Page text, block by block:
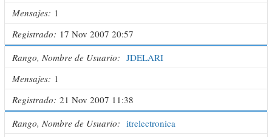
Mensajes 1
Registrado
17 Nov 2007 20:57
Rango, Nombre de Usuario
JDELARI
Mensajes 1
Registrado 21 Nov 2007 11:38
Rango, Nombre de Usuario
itrelectronica